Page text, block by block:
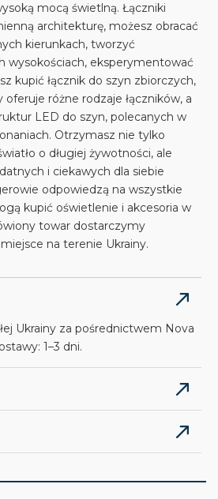
mocą świetlną. Łączniki
architekturę, możesz obracać
kierunkach, tworzyć
wysokościach, eksperymentować
kupić łącznik do szyn zbiorczych,
różne rodzaje łączników, a
LED do szyn, polecanych w
Otrzymasz nie tylko
o długiej żywotności, ale
i ciekawych dla siebie
odpowiedzą na wszystkie
kupić oświetlenie i akcesoria w
towar dostarczymy
na terenie Ukrainy.
Ukrainy za pośrednictwem Nova
1–3 dni.